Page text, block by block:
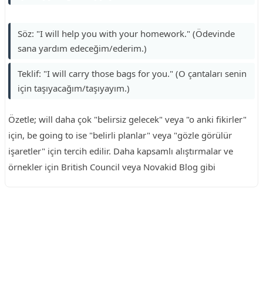
Söz: "I will help you with your homework." (Ödevinde
sana yardım edeceğim/ederim.)
Teklif: "I will carry those bags for you." (O çantaları senin
için taşıyacağım/taşıyayım.)
Özetle; will daha çok "belirsiz gelecek" veya "o anki fikirler"
için, be going to ise "belirli planlar" veya "gözle görülür
işaretler" için tercih edilir. Daha kapsamlı alıştırmalar ve
örnekler için British Council veya Novakid Blog gibi